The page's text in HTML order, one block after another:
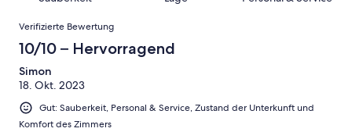
Hervorragend
Gut
Okay
von
Schlecht
haben
eine
von
Ungenügend
Bewertungen
Verifizierte Bewertung
10/10 – Hervorragend
Simon
18. Okt. 2023
Gut: Sauberkeit, Personal & Service, Zustand der Unterkunft und
Komfort des Zimmers